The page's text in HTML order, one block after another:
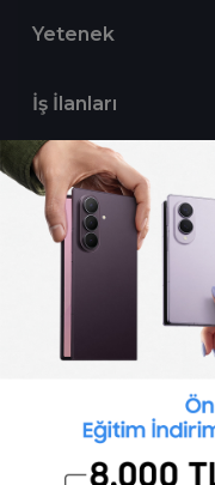
Yetenek
İş İlanları
Sertifika
Yetenek Testleri